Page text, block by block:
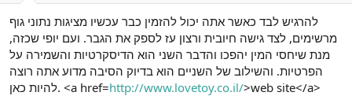
להרגיש לבד כאשר אתה יכול להזמין כבר עכשיו מציגות נתוני גוף
מרשימים, לצד גישה חיובית ורצון עז לספק את הגבר. ועם יופי שכזה,
מנת שיחסי המין יהפכו והדבר השני הוא הדיסקרטיות והשמירה על
הפרטיות. והשילוב של השניים הוא בדיוק הסיבה מדוע אתה רוצה
להיות כאן. <a href=http://www.lovetoy.co.il/>web site</a>